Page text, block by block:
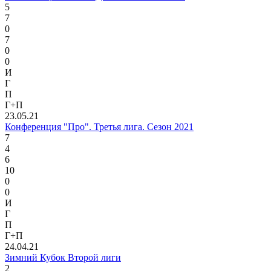
5
7
0
7
0
0
И
Г
П
Г+П
23.05.21
Конференция "Про". Третья лига. Сезон 2021
7
4
6
10
0
0
И
Г
П
Г+П
24.04.21
Зимний Кубок Второй лиги
2